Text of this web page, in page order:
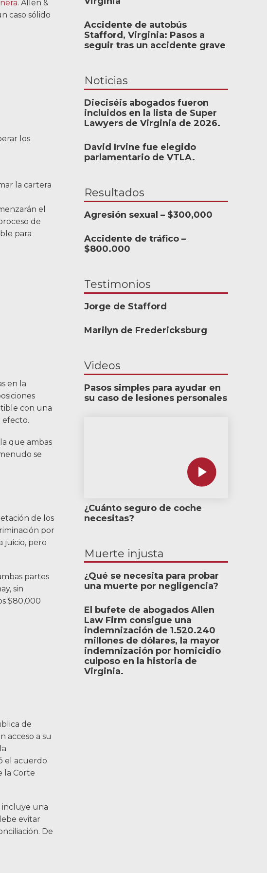
amigable. Repasaron todos
de mi caso conmigo, pero
a tomar ninguna
muy satisfecho con Allen
DESDE RICHMOND, VA
1-866-388-1307
. Allen &
caso sólido
los
la cartera
el
de
para
en la
con una
efecto.
que ambas
se
de los
por
juicio, pero
partes
sin
$80,000
de
acceso a su
el acuerdo
la Corte
incluye una
evitar
De
Accidente de autobús
Stafford, Virginia: Pasos a
seguir tras un accidente grave
Noticias
Dieciséis abogados fueron
incluidos en la lista de Super
Lawyers de Virginia de 2026.
David Irvine fue elegido
parlamentario de VTLA.
Resultados
Agresión sexual – $300,000
Accidente de tráfico –
$800.000
Testimonios
Jorge de Stafford
Marilyn de Fredericksburg
Videos
Pasos simples para ayudar en
su caso de lesiones personales
¿Cuánto seguro de coche
necesitas?
Muerte injusta
¿Qué se necesita para probar
una muerte por negligencia?
El bufete de abogados Allen
Law Firm consigue una
indemnización de 1.520.240
millones de dólares, la mayor
indemnización por homicidio
culposo en la historia de
Virginia.